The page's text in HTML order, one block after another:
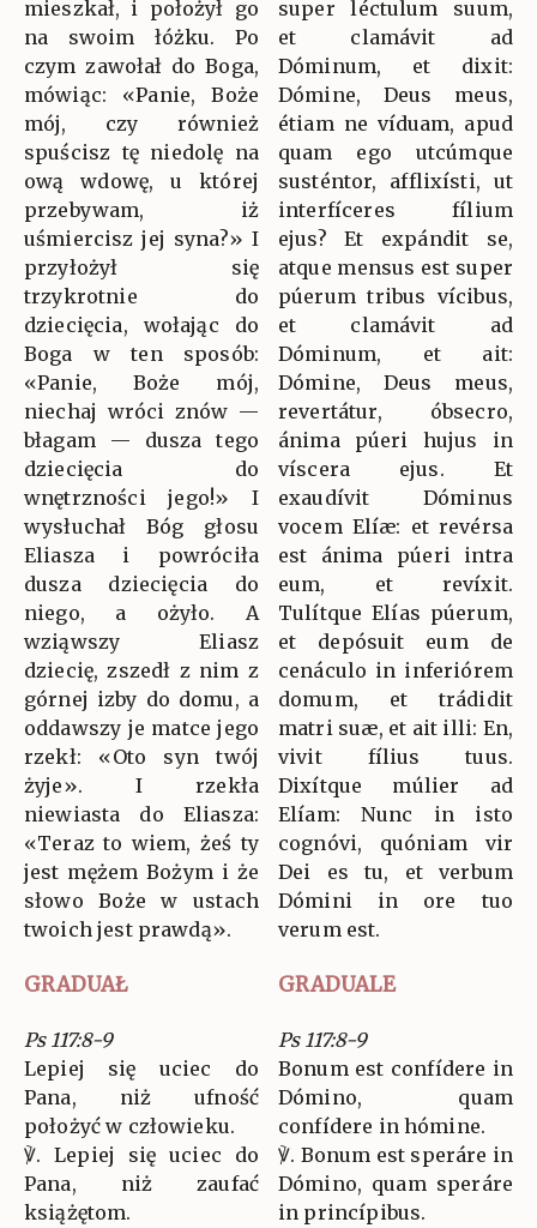
mieszkał, i położył go
na swoim łóżku. Po
czym zawołał do Boga,
mówiąc: «Panie, Boże
mój, czy również
spuścisz tę niedolę na
ową wdowę, u której
przebywam, iż
uśmiercisz jej syna?» I
przyłożył się
trzykrotnie do
dziecięcia, wołając do
Boga w ten sposób:
«Panie, Boże mój,
niechaj wróci znów —
błagam — dusza tego
dziecięcia do
wnętrzności jego!» I
wysłuchał Bóg głosu
Eliasza i powróciła
dusza dziecięcia do
niego, a ożyło. A
wziąwszy Eliasz
dziecię, zszedł z nim z
górnej izby do domu, a
oddawszy je matce jego
rzekł: «Oto syn twój
żyje». I rzekła
niewiasta do Eliasza:
«Teraz to wiem, żeś ty
jest mężem Bożym i że
słowo Boże w ustach
twoich jest prawdą».
super léctulum suum,
et clamávit ad
Dóminum, et dixit:
Dómine, Deus meus,
étiam ne víduam, apud
quam ego utcúmque
susténtor, afflixísti, ut
interfíceres fílium
ejus? Et expándit se,
atque mensus est super
púerum tribus vícibus,
et clamávit ad
Dóminum, et ait:
Dómine, Deus meus,
revertátur, óbsecro,
ánima púeri hujus in
víscera ejus. Et
exaudívit Dóminus
vocem Elíæ: et revérsa
est ánima púeri intra
eum, et revíxit.
Tulítque Elías púerum,
et depósuit eum de
cenáculo in inferiórem
domum, et trádidit
matri suæ, et ait illi: En,
vivit fílius tuus.
Dixítque múlier ad
Elíam: Nunc in isto
cognóvi, quóniam vir
Dei es tu, et verbum
Dómini in ore tuo
verum est.
GRADUAŁ GRADUALE
Ps 117:8-9
Lepiej się uciec do
Pana, niż ufność
położyć w człowieku.
℣. Lepiej się uciec do
Pana, niż zaufać
książętom.
Ps 117:8-9
Bonum est confídere in
Dómino, quam
confídere in hómine.
℣. Bonum est speráre in
Dómino, quam speráre
in princípibus.